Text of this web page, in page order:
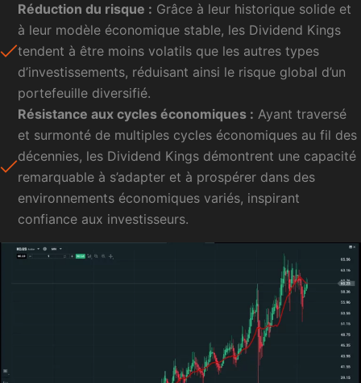
Réduction du risque : Grâce à leur historique solide et
à leur modèle économique stable, les Dividend Kings
tendent à être moins volatils que les autres types
d’investissements, réduisant ainsi le risque global d’un
portefeuille diversifié.
Résistance aux cycles économiques : Ayant traversé
et surmonté de multiples cycles économiques au fil des
décennies, les Dividend Kings démontrent une capacité
remarquable à s’adapter et à prospérer dans des
environnements économiques variés, inspirant
confiance aux investisseurs.